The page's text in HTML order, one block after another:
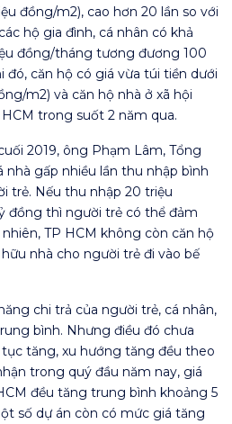
đồng/m2), cao hơn 20 lần so với
hộ gia đình, cá nhân có khả
đồng/tháng tương đương 100
đó, căn hộ có giá vừa túi tiền dưới
m2) và căn hộ nhà ở xã hội
trong suốt 2 năm qua.
2019, ông Phạm Lâm, Tổng
nhà gấp nhiều lần thu nhập bình
trẻ. Nếu thu nhập 20 triệu
đồng thì người trẻ có thể đảm
TP HCM không còn căn hộ
nhà cho người trẻ đi vào bế
chi trả của người trẻ, cá nhân,
bình. Nhưng điều đó chưa
tục tăng, xu hướng tăng đều theo
trong quý đầu năm nay, giá
đều tăng trung bình khoảng 5
số dự án còn có mức giá tăng